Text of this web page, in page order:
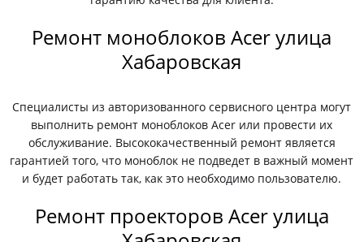
Ремонт моноблоков Acer улица
Хабаровская
Специалисты из авторизованного сервисного центра могут
выполнить ремонт моноблоков Acer или провести их
обслуживание. Высококачественный ремонт является
гарантией того, что моноблок не подведет в важный момент
и будет работать так, как это необходимо пользователю.
Ремонт проекторов Acer улица